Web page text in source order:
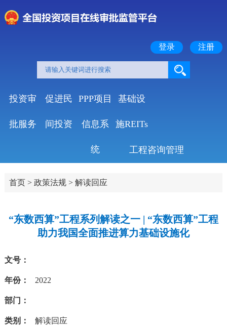
登录 注册
投资审
批服务
促进民
间投资
PPP项目
信息系
统
基础设
施REITs
工程咨询管理
首页> 政策法规> 解读回应
“东数西算”工程系列解读之一 | “东数西算”工程
助力我国全面推进算力基础设施化
文号：
年份： 2022
部门：
类别： 解读回应